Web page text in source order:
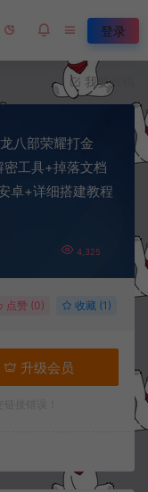
登录
我要投稿
八部荣耀打金
工具+掉落文档
卓+详细搭建教程
4,325
点赞 (0) 收藏 (1)
升级会员